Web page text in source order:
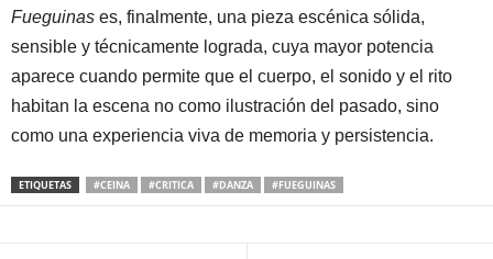
Fueguinas es, finalmente, una pieza escénica sólida,
sensible y técnicamente lograda, cuya mayor potencia
aparece cuando permite que el cuerpo, el sonido y el rito
habitan la escena no como ilustración del pasado, sino
como una experiencia viva de memoria y persistencia.
ETIQUETAS #CEINA #CRITICA #DANZA #FUEGUINAS